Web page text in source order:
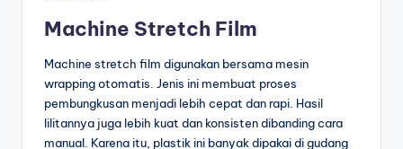
Machine Stretch Film
Machine stretch film digunakan bersama mesin
wrapping otomatis. Jenis ini membuat proses
pembungkusan menjadi lebih cepat dan rapi. Hasil
lilitannya juga lebih kuat dan konsisten dibanding cara
manual. Karena itu, plastik ini banyak dipakai di gudang